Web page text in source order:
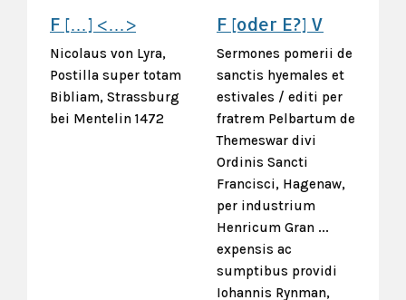
F […] <…>
Nicolaus von Lyra,
Postilla super totam
Bibliam, Strassburg
bei Mentelin 1472
F [oder E?] V
Sermones pomerii de
sanctis hyemales et
estivales / editi per
fratrem Pelbartum de
Themeswar divi
Ordinis Sancti
Francisci, Hagenaw,
per industrium
Henricum Gran ...
expensis ac
sumptibus providi
Iohannis Rynman,